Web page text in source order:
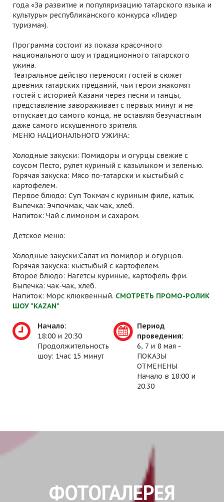
года «За развитие и популяризацию татарского языка и
культуры» республиканского конкурса «Лидер
туризма»).
Программа состоит из показа красочного
национального шоу и традиционного татарского
ужина.
Театральное действо переносит гостей в сюжет
древних татарских преданий, чьи герои знакомят
гостей с историей Казани через песни и танцы,
представление завораживает с первых минут и не
отпускает до самого конца, не оставляя безучастным
даже самого искушенного зрителя.
МЕНЮ НАЦИОНАЛЬНОГО УЖИНА:
Холодные закуски: Помидоры и огурцы свежие с
соусом Песто, рулет куриный с казылыком и зеленью.
Горячая закуска: Мясо по-татарски и кыстыбый с
картофелем.
Первое блюдо: Суп Токмач с куриным филе, катык.
Выпечка: Эчпочмак, чак чак, хлеб.
Напиток: Чай с лимоном и сахаром.
Детское меню:
Холодные закуски:Салат из помидор и огурцов.
Горячая закуска: кыстыбый с картофелем.
Второе блюдо: Нагетсы куриные, картофель фри.
Выпечка: чак-чак, хлеб.
Напиток: Морс клюквенный. СМОТРЕТЬ ПРОМО-РОЛИК
ШОУ "KAZAN"
Начало:
18:00 и 20:30
Продолжительность
шоу: 1час 15 минут
Период
проведения:
6, 7 и 8 мая -
ПОКАЗЫ
ОТМЕНЕНЫ
Начало в 18:00 и
20.30
ФОТОГАЛЕРЕЯ